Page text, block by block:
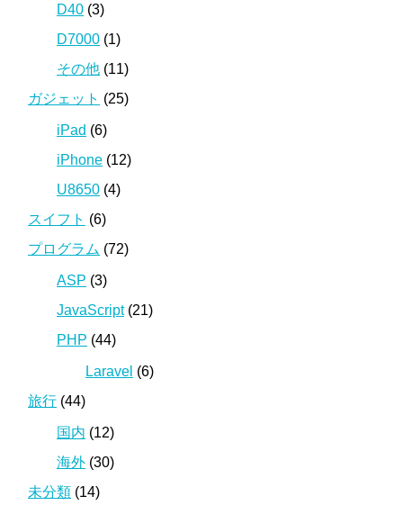
D40 (3)
D7000 (1)
その他 (11)
ガジェット (25)
iPad (6)
iPhone (12)
U8650 (4)
スイフト (6)
プログラム (72)
ASP (3)
JavaScript(21)
PHP (44)
Laravel (6)
旅行 (44)
国内 (12)
海外 (30)
未分類 (14)